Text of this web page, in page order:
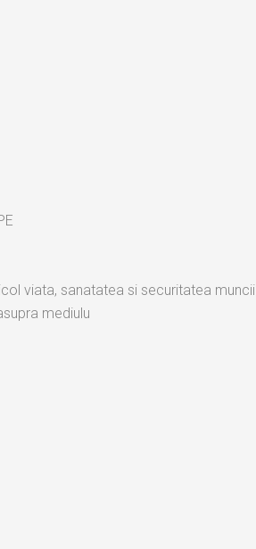
viata, sanatatea si securitatea muncii
mediulu